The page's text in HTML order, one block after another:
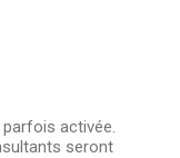
activée.
seront